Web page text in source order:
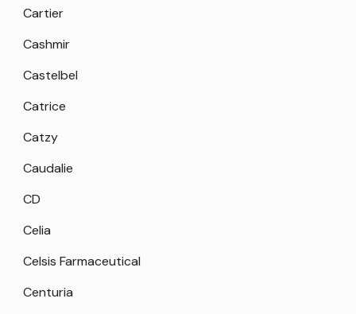
Cartier
Cashmir
Castelbel
Catrice
Catzy
Caudalie
CD
Celia
Celsis Farmaceutical
Centuria